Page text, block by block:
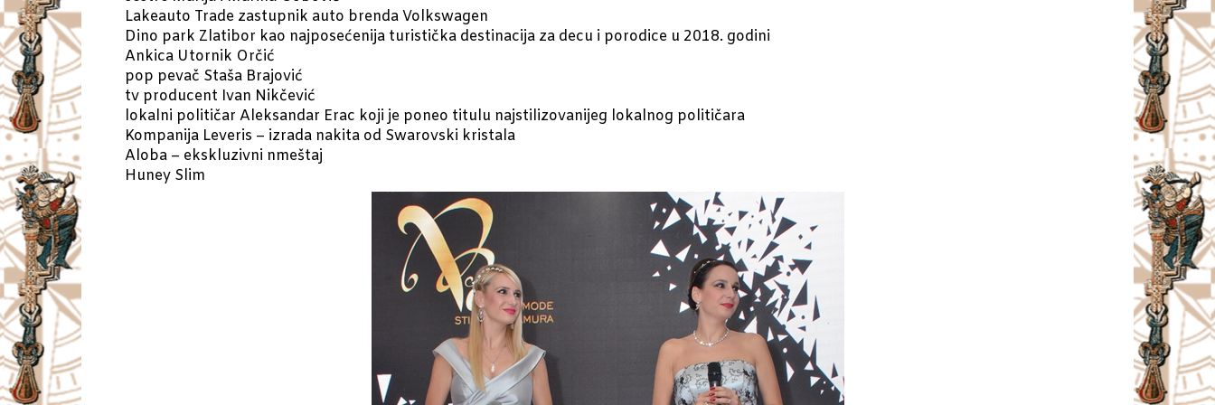
Lakeauto Trade zastupnik auto brenda Volkswagen
Dino park Zlatibor kao najposećenija turistička destinacija za decu i porodice u 2018. godini
Ankica Utornik Orčić
pop pevač Staša Brajović
tv producent Ivan Nikčević
lokalni političar Aleksandar Erac koji je poneo titulu najstilizovanijeg lokalnog političara
Kompanija Leveris – izrada nakita od Swarovski kristala
Aloba – ekskluzivni nmeštaj
Huney Slim